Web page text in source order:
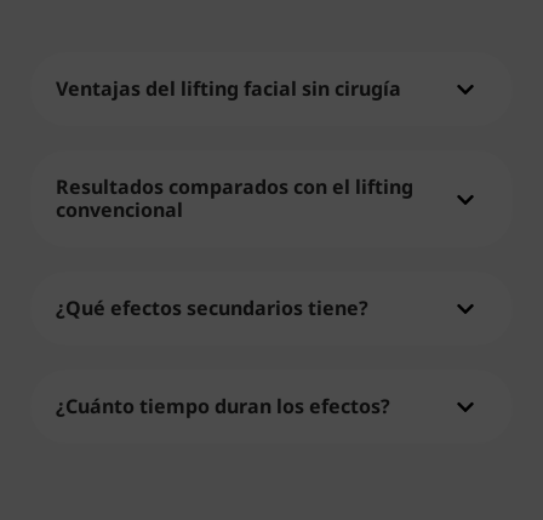
Ventajas del lifting facial sin cirugía
Resultados comparados con el lifting
convencional
¿Qué efectos secundarios tiene?
¿Cuánto tiempo duran los efectos?